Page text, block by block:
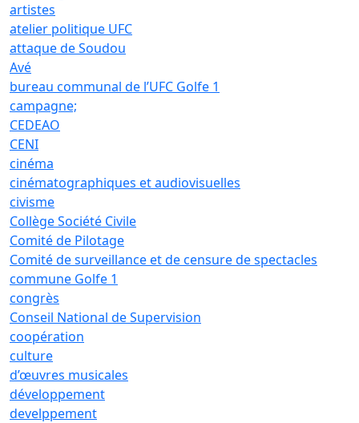
artistes
atelier politique UFC
attaque de Soudou
Avé
bureau communal de l’UFC Golfe 1
campagne;
CEDEAO
CENI
cinéma
cinématographiques et audiovisuelles
civisme
Collège Société Civile
Comité de Pilotage
Comité de surveillance et de censure de spectacles
commune Golfe 1
congrès
Conseil National de Supervision
coopération
culture
d’œuvres musicales
développement
develppement